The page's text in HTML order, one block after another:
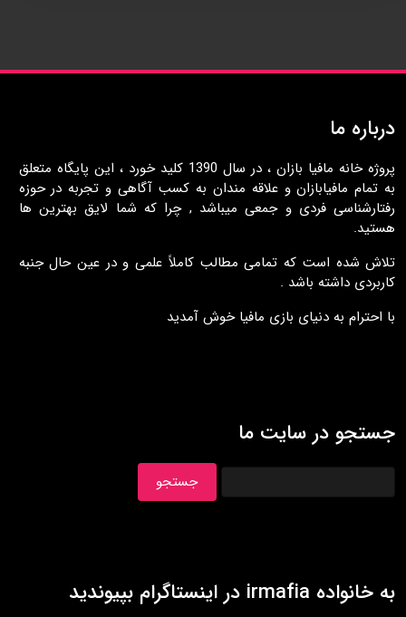
درباره ما
پروژه خانه مافيا بازان ، در سال 1390 کليد خورد ، اين پايگاه متعلق
به تمام مافيابازان و علاقه مندان به کسب آگاهی و تجربه در حوزه
رفتارشناسی فردی و جمعی ميباشد , چرا که شما لايق بهترين ها
هستيد.
تلاش شده است که تمامی مطالب کاملاً علمی و در عين حال جنبه
کاربردی داشته باشد .
با احترام به دنيای بازی مافيا خوش آمديد
جستجو در سایت ما
به خانواده irmafia در اينستاگرام بپيونديد